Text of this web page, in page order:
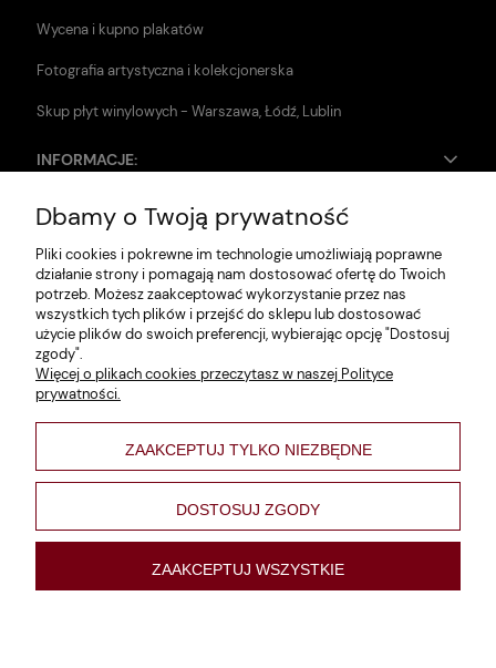
Wycena i kupno plakatów
Fotografia artystyczna i kolekcjonerska
Skup płyt winylowych - Warszawa, Łódź, Lublin
INFORMACJE:
Zwroty i reklamacje
Dane firmy
Jak szukać?
Polityka prywatności
Regulamin
Poltyka cookies
varsaviana
Nowości
Dbamy o Twoją prywatność
Pliki cookies i pokrewne im technologie umożliwiają poprawne
działanie strony i pomagają nam dostosować ofertę do Twoich
potrzeb. Możesz zaakceptować wykorzystanie przez nas
wszystkich tych plików i przejść do sklepu lub dostosować
użycie plików do swoich preferencji, wybierając opcję "Dostosuj
zgody".
Więcej o plikach cookies przeczytasz w naszej Polityce
prywatności.
ZAAKCEPTUJ TYLKO NIEZBĘDNE
DOSTOSUJ ZGODY
ZAAKCEPTUJ WSZYSTKIE